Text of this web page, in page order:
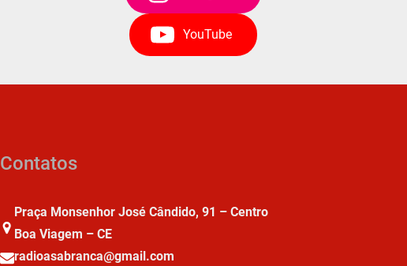
YouTube
Contatos
Praça Monsenhor José Cândido, 91 – Centro
Boa Viagem – CE
radioasabranca@gmail.com